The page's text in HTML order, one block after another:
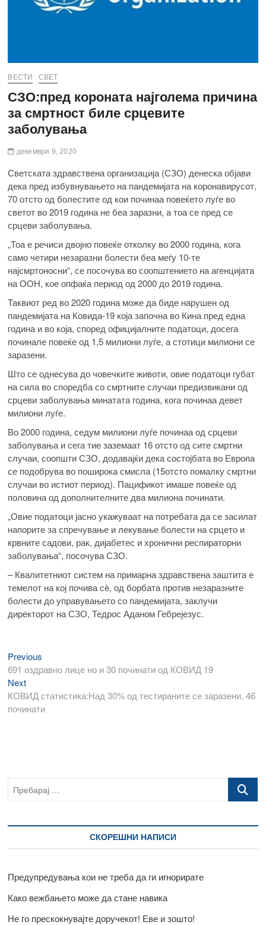
ВЕСТИ СВЕТ
СЗО:пред короната најголема причина
за смртност биле срцевите
заболувања
декември 9, 2020
Светската здравствена организација (СЗО) денеска објави
дека пред избувнувањето на пандемијата на коронавирусот,
70 отсто од болестите од кои починаа повеќето луѓе во
светот во 2019 година не беа заразни, а тоа се пред се
срцеви заболувања.
„Тоа е речиси двојно повеќе отколку во 2000 година, кога
само четири незаразни болести беа меѓу 10-те
најсмртоносни“, се посочува во соопштението на агенцијата
на ООН, кое опфаќа период од 2000 до 2019 година.
Таквиот ред во 2020 година може да биде нарушен од
пандемијата на Ковида-19 која започна во Кина пред една
година и во која, според официјалните податоци, досега
починале повеќе од 1,5 милиони луѓе, а стотици милиони се
заразени.
Што се однесува до човечките животи, овие податоци губат
на сила во споредба со смртните случаи предизвикани од
срцеви заболувања минатата година, кога починаа девет
милиони луѓе.
Во 2000 година, седум милиони луѓе починаа од срцеви
заболувања и сега тие заземаат 16 отсто од сите смртни
случаи, соопшти СЗО, додавајќи дека состојбата во Европа
се подобрува во поширока смисла (15отсто помалку смртни
случаи во истиот период). Пацификот имаше повеќе од
половина од дополнителните два милиона починати.
„Овие податоци јасно укажуваат на потребата да се засилат
напорите за спречување и лекување болести на срцето и
крвните садови, рак, дијабетес и хронични респираторни
заболувања“, посочува СЗО.
– Квалитетниот систем на примарна здравствена заштита е
темелот на кој почива сè, од борбата против незаразните
болести до управувањето со пандемијата, заклучи
директорот на СЗО, Тедрос Аданом Гебрејезус.
Навигација
на
напис
Previous
post:
691 оздравно лице но и 30 починати од КОВИД 19
NextNext
post:
КОВИД статистика:Над 30% од тестираните се заразени, 46
починати
Пребарај
СКОРЕШНИ НАПИСИ
Предупредувања кои не треба да ги игнорирате
Како вежбањето може да стане навика
Не го прескокнувајте доручекот! Еве и зошто!